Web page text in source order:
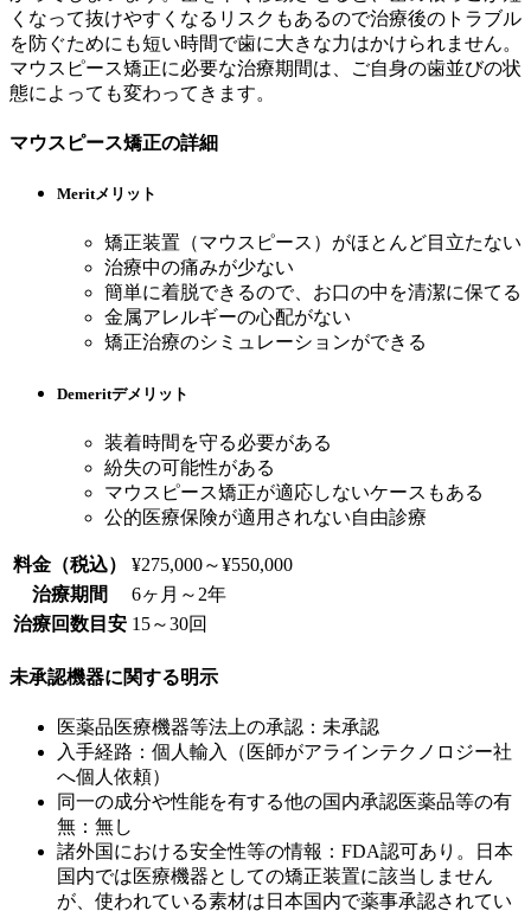
くなって抜けやすくなるリスクもあるので治療後のトラブル
を防ぐためにも短い時間で歯に大きな力はかけられません。
マウスピース矯正に必要な治療期間は、ご自身の歯並びの状
態によっても変わってきます。
マウスピース矯正の詳細
Meritメリット
矯正装置（マウスピース）がほとんど目立たない
治療中の痛みが少ない
簡単に着脱できるので、お口の中を清潔に保てる
金属アレルギーの心配がない
矯正治療のシミュレーションができる
Demeritデメリット
装着時間を守る必要がある
紛失の可能性がある
マウスピース矯正が適応しないケースもある
公的医療保険が適用されない自由診療
料金（税込）
¥275,000～¥550,000
治療期間
6ヶ月～2年
治療回数目安 15～30回
未承認機器に関する明示
医薬品医療機器等法上の承認：未承認
入手経路：個人輸入（医師がアラインテクノロジー社
へ個人依頼）
同一の成分や性能を有する他の国内承認医薬品等の有
無：無し
諸外国における安全性等の情報：FDA認可あり。日本
国内では医療機器としての矯正装置に該当しません
が、使われている素材は日本国内で薬事承認されてい